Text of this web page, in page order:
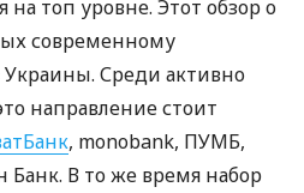
топ уровне. Этот обзор о
современному
Среди активно
направление стоит
, monobank, ПУМБ,
Банк. В то же время набор